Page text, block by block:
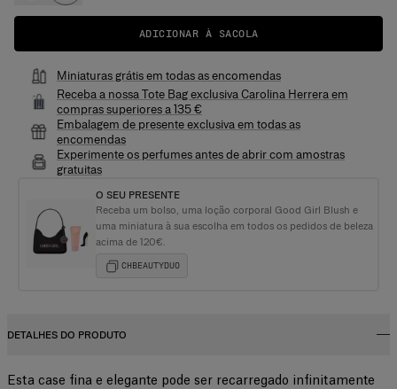
ADICIONAR À SACOLA
Miniaturas grátis em todas as encomendas
Receba a nossa Tote Bag exclusiva Carolina Herrera em
compras superiores a 135 €
Embalagem de presente exclusiva em todas as
encomendas
Experimente os perfumes antes de abrir com amostras
gratuitas
O SEU PRESENTE
Receba um bolso, uma loção corporal Good Girl Blush e
uma miniatura à sua escolha em todos os pedidos de beleza
acima de 120€.
CHBEAUTYDUO
DETALHES DO PRODUTO
Esta case fina e elegante pode ser recarregado infinitamente